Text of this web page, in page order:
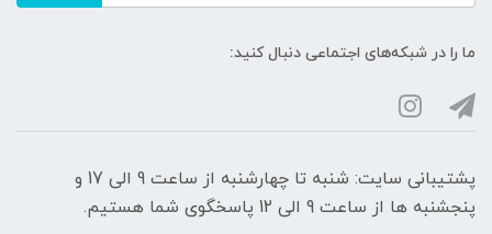
ما را در شبکه‌های اجتماعی دنبال کنید:
پشتیبانی سایت: شنبه تا چهارشنبه از ساعت 9 الی 17 و
پنجشنبه ها از ساعت 9 الی 12 پاسخگوی شما هستیم.